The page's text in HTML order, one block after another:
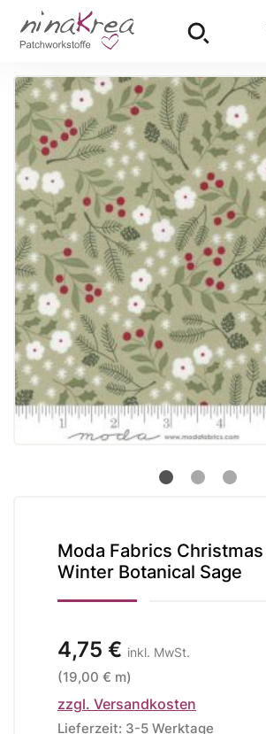
Moda Fabrics Christmas
Winter Botanical Sage
4,75 € inkl. MwSt.
(19,00 € m)
zzgl. Versandkosten
Lieferzeit: 3-5 Werktage